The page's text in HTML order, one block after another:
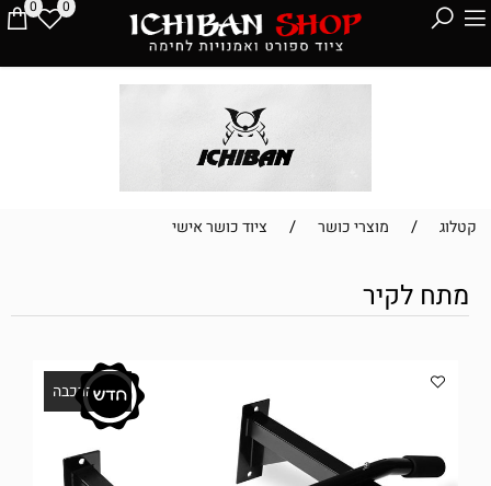
0 0
קטלוג / מוצרי כושר / ציוד כושר אישי
מתח לקיר
ללא הרכבה